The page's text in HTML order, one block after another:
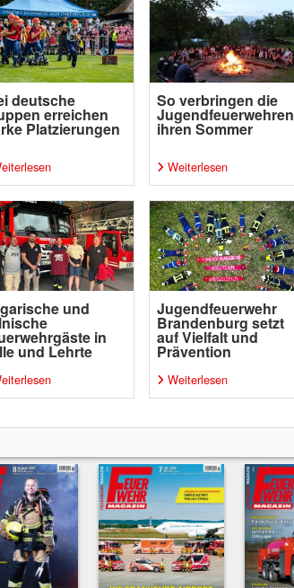
deutsche
erreichen
Platzierungen
So verbringen die
Jugendfeuerwehren
ihren Sommer
Weiterlesen
und
in
und Lehrte
Jugendfeuerwehr
Brandenburg setzt
auf Vielfalt und
Prävention
Weiterlesen